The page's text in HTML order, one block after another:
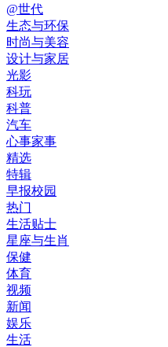
@世代
生态与环保
时尚与美容
设计与家居
光影
科玩
科普
汽车
心事家事
精选
特辑
早报校园
热门
生活贴士
星座与生肖
保健
体育
视频
新闻
娱乐
生活